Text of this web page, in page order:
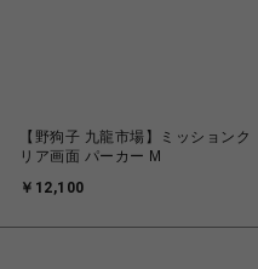
【野狗子 九龍市場】ミッションク
リア画面 パーカー M
￥12,100